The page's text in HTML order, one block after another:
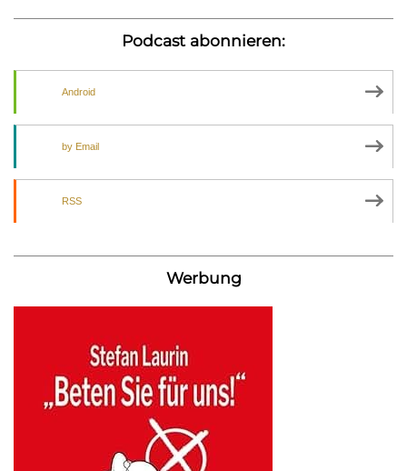
Podcast abonnieren:
Android
by Email
RSS
Werbung